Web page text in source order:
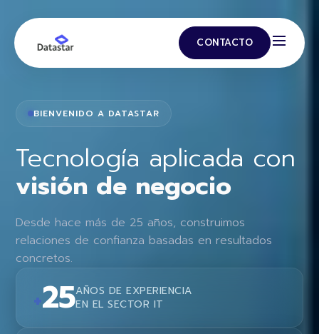
CONTACTO
BIENVENIDO A DATASTAR
Tecnología aplicada con
visión de negocio
Desde hace más de 25 años, construimos
relaciones de confianza basadas en resultados
concretos.
+25AÑOS DE EXPERIENCIA
EN EL SECTOR IT